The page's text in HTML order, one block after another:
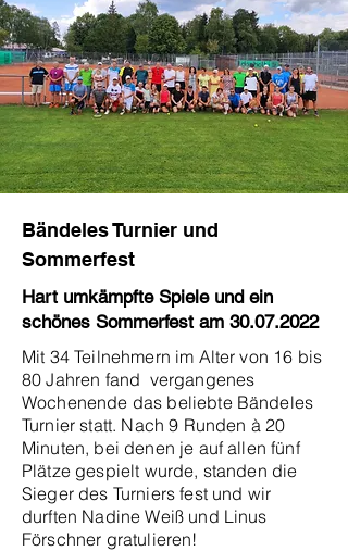
Bändeles Turnier und
Sommerfest
Hart umkämpfte Spiele und ein
schönes Sommerfest am 30.07.2022
Mit 34 Teilnehmern im Alter von 16 bis
80 Jahren fand vergangenes
Wochenende das beliebte Bändeles
Turnier statt. Nach 9 Runden à 20
Minuten, bei denen je auf allen fünf
Plätze gespielt wurde, standen die
Sieger des Turniers fest und wir
durften Nadine Weiß und Linus
Förschner gratulieren!